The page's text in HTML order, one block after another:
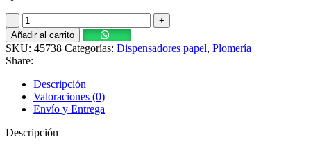
Dispensador
de
Papel
junior
de
ABS,
blanco,
Foset
Basic
cantidad
Añadir al carrito
SKU: 45738 Categorías: Dispensadores papel, Plomería
Share:
Descripción
Valoraciones (0)
Envío y Entrega
Descripción